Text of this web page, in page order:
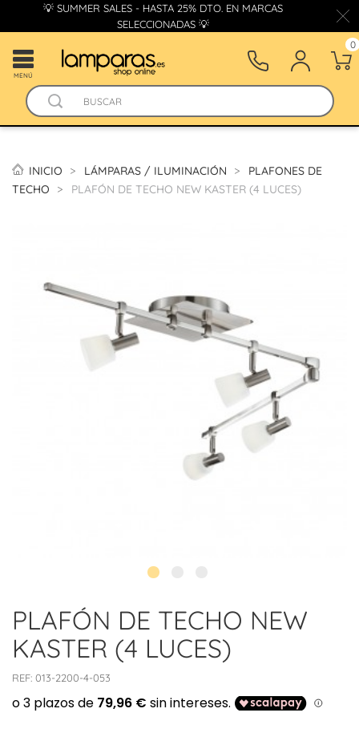
💡 SUMMER SALES - HASTA 25% DTO. EN MARCAS
SELECCIONADAS 💡
MENÚ
0
INICIO LÁMPARAS / ILUMINACIÓN
PLAFONES DE
TECHO
PLAFÓN DE TECHO NEW KASTER (4 LUCES)
PLAFÓN DE TECHO NEW
KASTER (4 LUCES)
REF: 013-2200-4-053